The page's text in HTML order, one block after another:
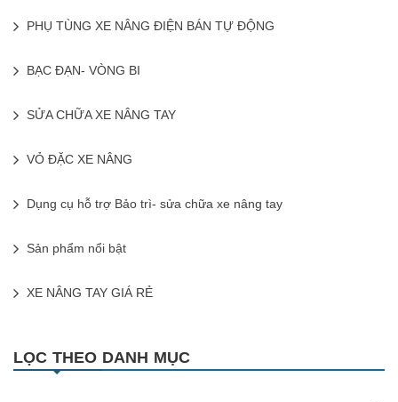
PHỤ TÙNG XE NÂNG ĐIỆN BÁN TỰ ĐỘNG
BẠC ĐẠN- VÒNG BI
SỬA CHỮA XE NÂNG TAY
VỎ ĐẶC XE NÂNG
Dụng cụ hỗ trợ Bảo trì- sửa chữa xe nâng tay
Sản phẩm nổi bật
XE NÂNG TAY GIÁ RẺ
LỌC THEO DANH MỤC